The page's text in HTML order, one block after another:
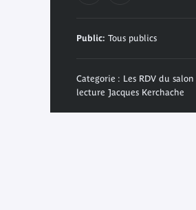
Public: Tous publics
Categorie : Les RDV du salon
lecture Jacques Kerchache